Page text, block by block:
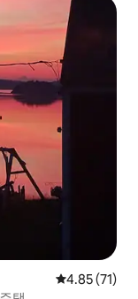
평점 4.85점
4.85 (71)